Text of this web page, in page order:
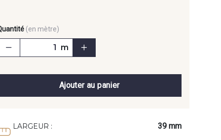
(en mètre)
m
Ajouter au panier
LARGEUR : 39 mm